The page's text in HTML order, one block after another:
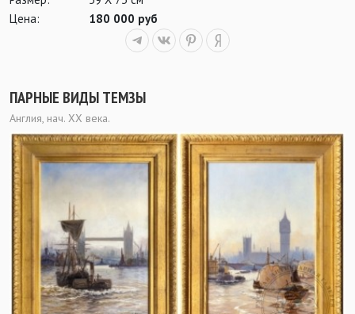
Цена:
180 000 руб
ПАРНЫЕ ВИДЫ ТЕМЗЫ
Англия, нач. ХХ века.